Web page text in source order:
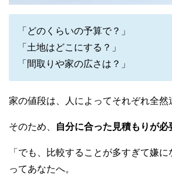
「どのくらいの予算で？」
「土地はどこにする？」
「間取りや家の広さは？」
家の値段は、人によってそれぞれ全然
そのため、 自分に合った見積もりが必
「でも、比較することが多すぎて嫌に
ってあなたへ。